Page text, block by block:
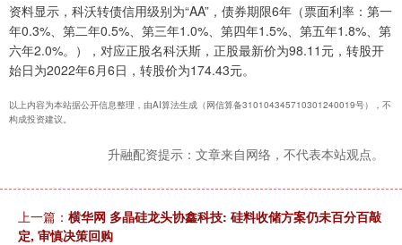
资料显示，科沃转债信用级别为“AA”，债券期限6年（票面利率：第一
年0.3%、第二年0.5%、第三年1.0%、第四年1.5%、第五年1.8%、第
六年2.0%。），对应正股名科沃斯，正股最新价为98.11元，转股开
始日为2022年6月6日，转股价为174.43元。
以上内容为本站据公开信息整理，由AI算法生成（网信算备310104345710301240019号），不
构成投资建议。
升融配资提示：文章来自网络，不代表本站观点。
上一篇： 横华网 多晶硅龙头协鑫科技: 硅料收储方案仍未百分百敲
定, 审慎决策回购